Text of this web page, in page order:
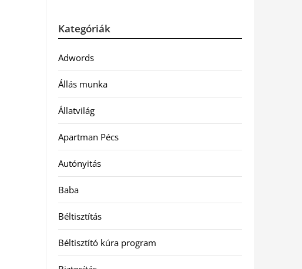
Kategóriák
Adwords
Állás munka
Állatvilág
Apartman Pécs
Autónyitás
Baba
Béltisztítás
Béltisztító kúra program